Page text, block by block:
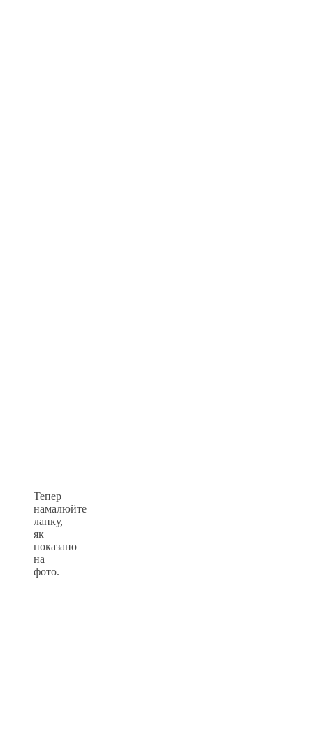
Тепер
намалюйте
лапку,
як
показано
на
фото.